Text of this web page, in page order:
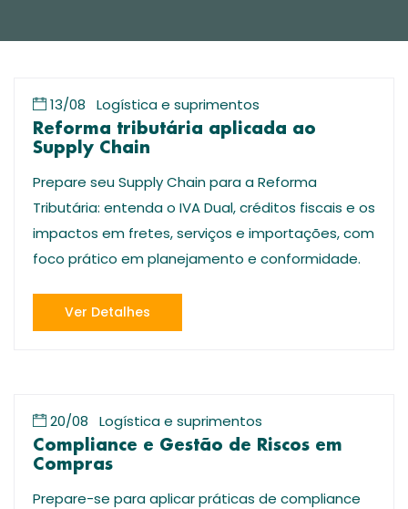
13/08 Logística e suprimentos
Reforma tributária aplicada ao
Supply Chain
Prepare seu Supply Chain para a Reforma
Tributária: entenda o IVA Dual, créditos fiscais e os
impactos em fretes, serviços e importações, com
foco prático em planejamento e conformidade.
Ver Detalhes
20/08 Logística e suprimentos
Compliance e Gestão de Riscos em
Compras
Prepare-se para aplicar práticas de compliance